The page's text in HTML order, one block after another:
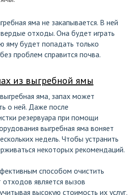
яма не закапывается. В ней
отходы. Она будет играть
яму будет попадать только
проблем справится почва.
из выгребной ямы
яма, запах может
о ней. Даже после
резервуара при помощи
выгребная яма воняет
недель. Чтобы устранить
некоторых рекомендаций.
способом очистить
является вызов
высокую стоимость их услуг,